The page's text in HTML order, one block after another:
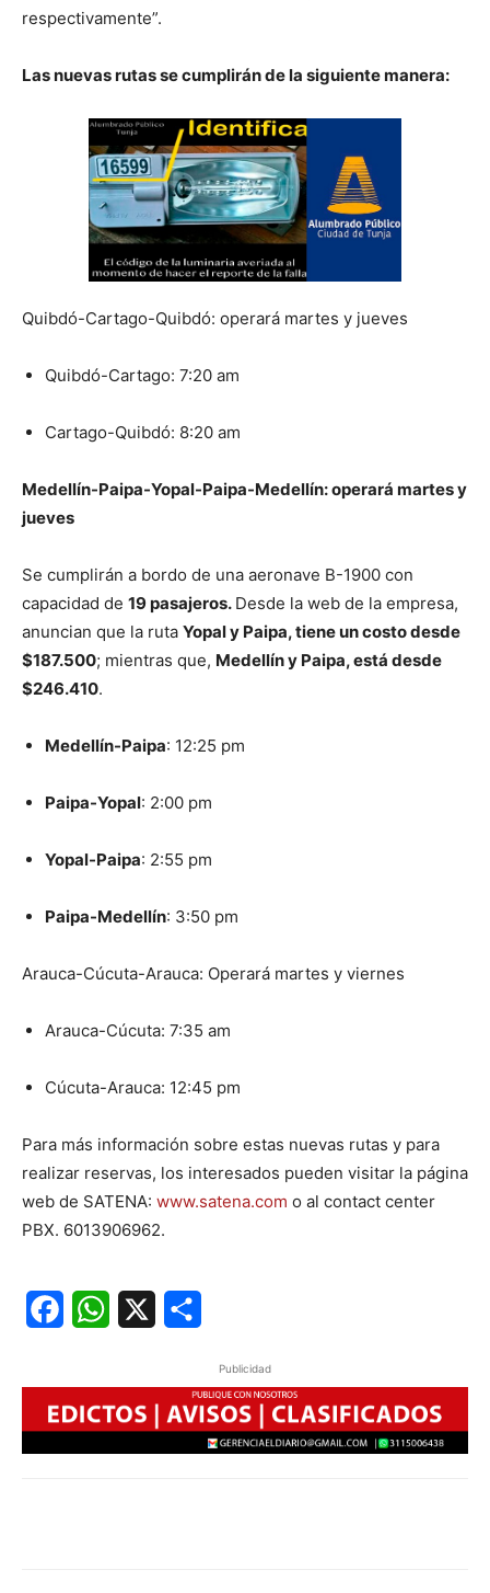
respectivamente”.
Las nuevas rutas se cumplirán de la siguiente manera:
Quibdó-Cartago-Quibdó: operará martes y jueves
Quibdó-Cartago: 7:20 am
Cartago-Quibdó: 8:20 am
Medellín-Paipa-Yopal-Paipa-Medellín: operará martes y
jueves
Se cumplirán a bordo de una aeronave B-1900 con
capacidad de 19 pasajeros. Desde la web de la empresa,
anuncian que la ruta Yopal y Paipa, tiene un costo desde
$187.500; mientras que, Medellín y Paipa, está desde
$246.410.
Medellín-Paipa: 12:25 pm
Paipa-Yopal: 2:00 pm
Yopal-Paipa: 2:55 pm
Paipa-Medellín: 3:50 pm
Arauca-Cúcuta-Arauca: Operará martes y viernes
Arauca-Cúcuta: 7:35 am
Cúcuta-Arauca: 12:45 pm
Para más información sobre estas nuevas rutas y para
realizar reservas, los interesados pueden visitar la página
web de SATENA: www.satena.com o al contact center
PBX. 6013906962.
FacebookWhatsApp
Publicidad